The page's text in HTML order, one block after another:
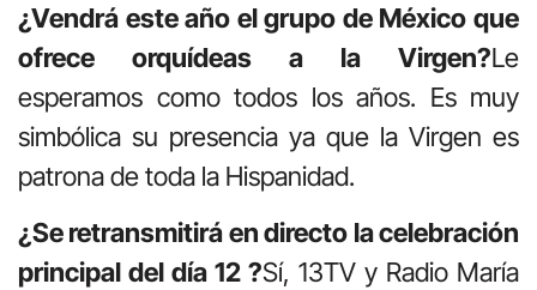
¿Vendrá este año el grupo de México que
ofrece orquídeas a la Virgen?Le
esperamos como todos los años. Es muy
simbólica su presencia ya que la Virgen es
patrona de toda la Hispanidad.
¿Se retransmitirá en directo la celebración
principal del día 12 ?Sí, 13TV y Radio María